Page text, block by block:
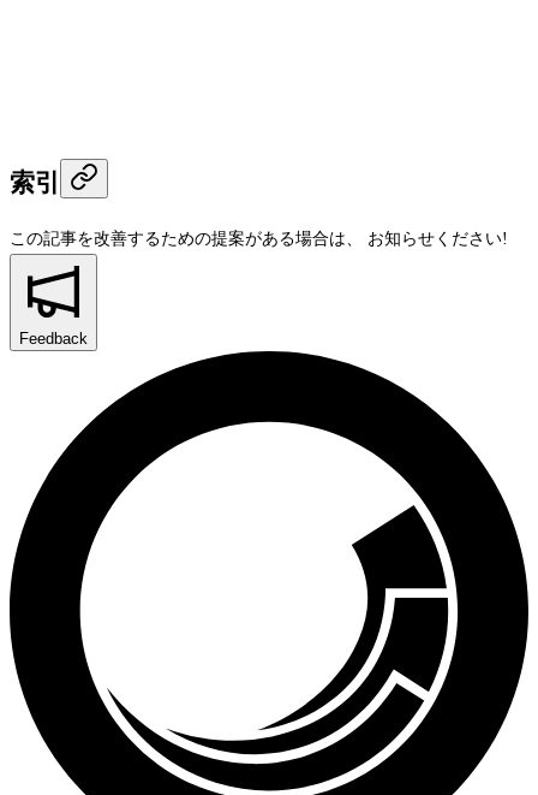
索引
この記事を改善するための提案がある場合は、 お知らせください!
Feedback